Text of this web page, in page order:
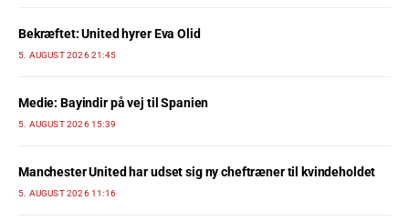
Bekræftet: United hyrer Eva Olid
5. AUGUST 2026 21:45
Medie: Bayindir på vej til Spanien
5. AUGUST 2026 15:39
Manchester United har udset sig ny cheftræner til kvindeholdet
5. AUGUST 2026 11:16